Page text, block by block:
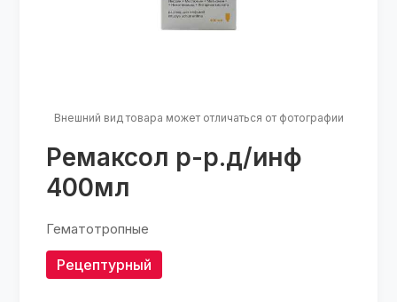
Внешний вид товара может отличаться от фотографии
Ремаксол р-р.д/инф
400мл
Гематотропные
Рецептурный